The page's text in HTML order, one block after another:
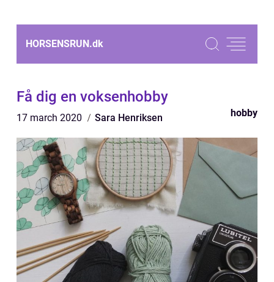
HORSENSRUN.dk
Få dig en voksenhobby
17 march 2020 Sara Henriksen hobby